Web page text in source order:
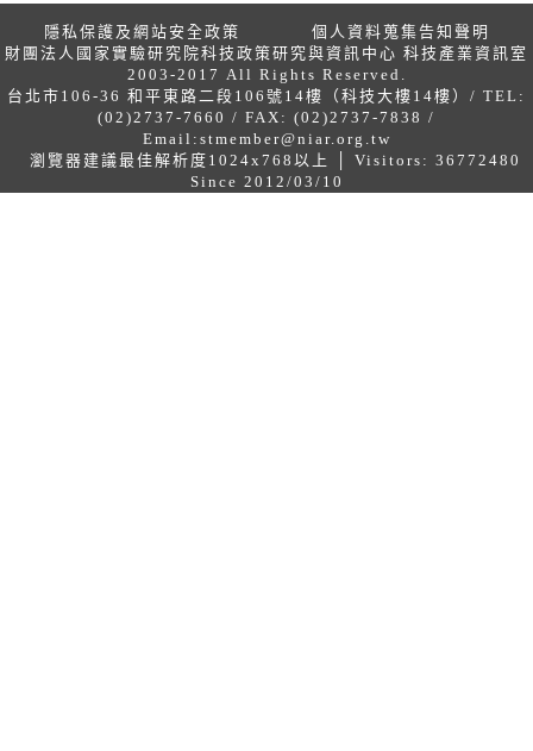
隱私保護及網站安全政策
個人資料蒐集告知聲明
財團法人國家實驗研究院科技政策研究與資訊中心 科技產業資訊室
2003-2017 All Rights Reserved.
台北市106-36 和平東路二段106號14樓（科技大樓14樓）/ TEL:
(02)2737-7660 / FAX: (02)2737-7838 /
Email: stmember@niar.org.tw
瀏覽器建議最佳解析度1024x768以上 │ Visitors: 36772480
Since 2012/03/10